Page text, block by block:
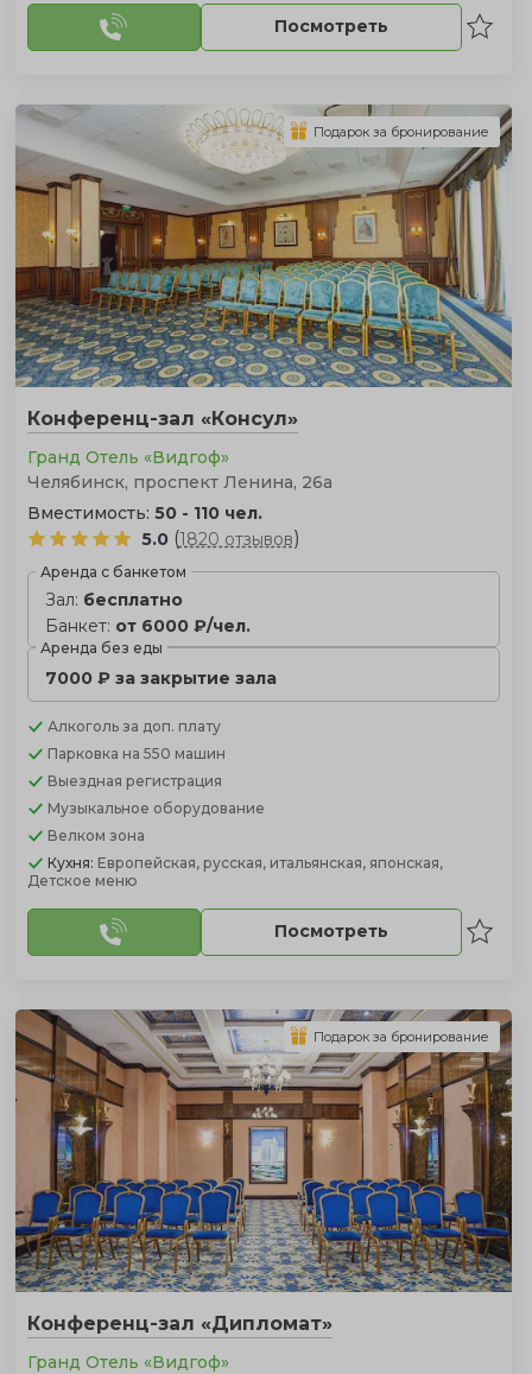
Посмотреть
Конференц-зал «Консул»
Гранд Отель «Видгоф»
Челябинск, проспект Ленина, 26а
Вместимость: 50 - 110 чел.
5.0 (1820 отзывов)
Аренда с банкетом
Зал: бесплатно
Банкет: от 6000 ₽/чел.
Аренда без еды
7000 ₽ за закрытие зала
Алкоголь за доп. плату
Парковка на 550 машин
Выездная регистрация
Музыкальное оборудование
Велком зона
Кухня: Европейская, русская, итальянская, японская,
Детское меню
Посмотреть
Подарок за бронирование
Конференц-зал «Дипломат»
Гранд Отель «Видгоф»
Подарок за бронирование